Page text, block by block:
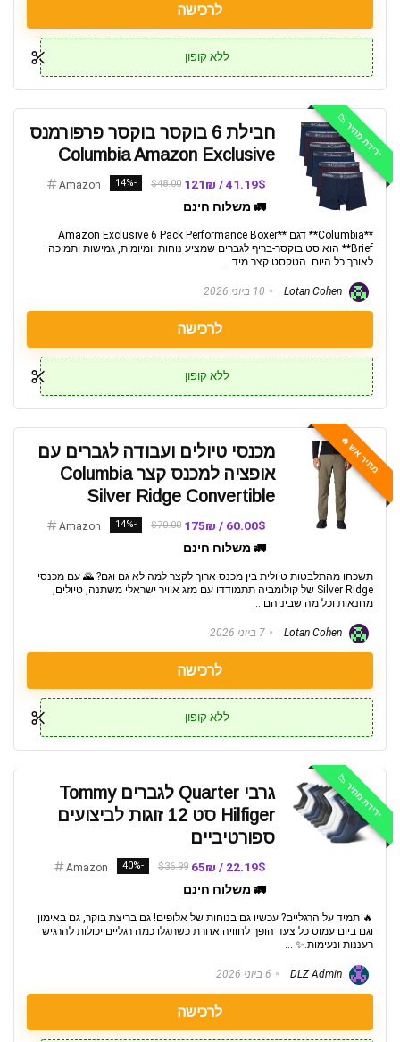
לרכישה
ללא קופון
ירידת מחיר 📉
חבילת 6 בוקסר בוקסר פרפורמנס
Columbia Amazon Exclusive
41.19$ / 121₪
$48.00
-14%
Amazon
🚛 משלוח חינם
**Columbia** דגם **Amazon Exclusive 6 Pack Performance Boxer
Brief** הוא סט בוקסר-בריף לגברים שמציע נוחות יומיומית, גמישות ותמיכה
לאורך כל היום. הטקסט קצר מיד ...
10 ביוני 2026
לרכישה
ללא קופון
מחיר אש 🔥
מכנסי טיולים ועבודה לגברים עם
אופציה למכנס קצר Columbia
Silver Ridge Convertible
60.00$ / 175₪
$70.00
-14%
Amazon
🚛 משלוח חינם
תשכחו מהתלבטות טיולית בין מכנס ארוך לקצר למה לא גם וגם? 🌄 עם מכנסי
Silver Ridge של קולומביה תתמודדו עם מזג אוויר ישראלי משתנה, טיולים,
מחנאות וכל מה שביניהם ...
7 ביוני 2026
לרכישה
ללא קופון
ירידת מחיר 📉
גרבי Quarter לגברים Tommy
Hilfiger סט 12 זוגות לביצועים
ספורטיביים
22.19$ / 65₪
$36.99
-40%
Amazon
🚛 משלוח חינם
🔥 תמיד על הרגליים? עכשיו גם בנוחות של אלופים! גם בריצת בוקר, גם באימון
וגם ביום עמוס כל צעד הופך לחוויה אחרת כשתגלו כמה רגליים יכולות להרגיש
רעננות ונעימות.✨ ...
6 ביוני 2026
לרכישה